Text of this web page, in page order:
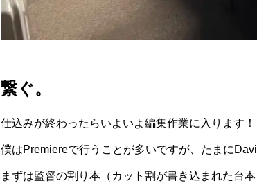
繋ぐ。
仕込みが終わったらいよいよ編集作業に入ります！
僕はPremiereで行うことが多いですが、たまに
まずは監督の割り本（カット割が書き込まれた台